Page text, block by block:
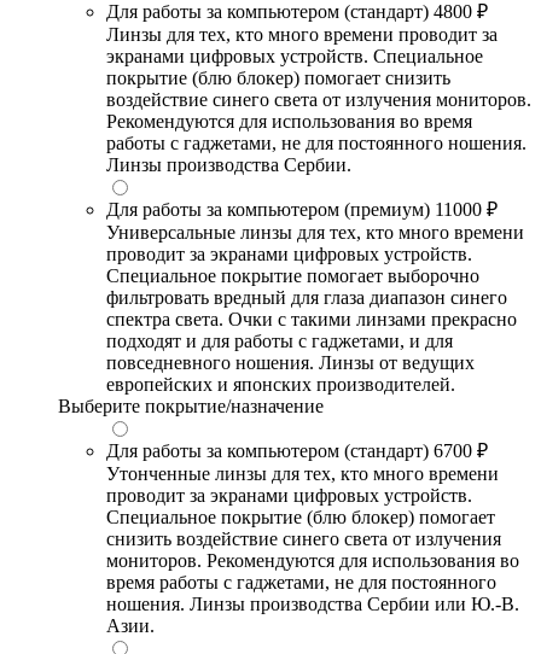
Для работы за компьютером (стандарт) 4800 ₽
Линзы для тех, кто много времени проводит за
экранами цифровых устройств. Специальное
покрытие (блю блокер) помогает снизить
воздействие синего света от излучения мониторов.
Рекомендуются для использования во время
работы с гаджетами, не для постоянного ношения.
Линзы производства Сербии.
Для работы за компьютером (премиум) 11000 ₽
Универсальные линзы для тех, кто много времени
проводит за экранами цифровых устройств.
Специальное покрытие помогает выборочно
фильтровать вредный для глаза диапазон синего
спектра света. Очки с такими линзами прекрасно
подходят и для работы с гаджетами, и для
повседневного ношения. Линзы от ведущих
европейских и японских производителей.
Выберите покрытие/назначение
Для работы за компьютером (стандарт) 6700 ₽
Утонченные линзы для тех, кто много времени
проводит за экранами цифровых устройств.
Специальное покрытие (блю блокер) помогает
снизить воздействие синего света от излучения
мониторов. Рекомендуются для использования во
время работы с гаджетами, не для постоянного
ношения. Линзы производства Сербии или Ю.-В.
Азии.